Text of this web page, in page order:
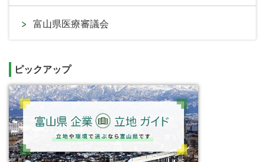
富山県医療審議会
ピックアップ